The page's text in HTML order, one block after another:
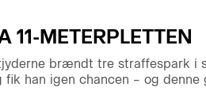
11-METERPLETTEN
brændt tre straffespark i
han igen chancen – og